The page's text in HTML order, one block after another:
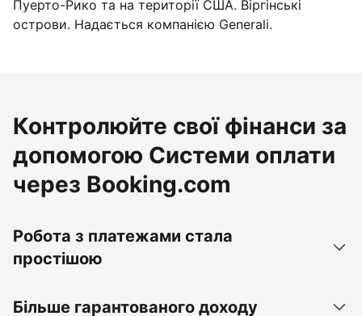
Пуерто-Рико та на території США. Віргінські
острови. Надається компанією Generali.
Контролюйте свої фінанси за
допомогою Системи оплати
через Booking.com
Робота з платежами стала
простішою
Більше гарантованого доходу